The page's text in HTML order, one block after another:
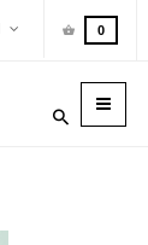
0
Toggle